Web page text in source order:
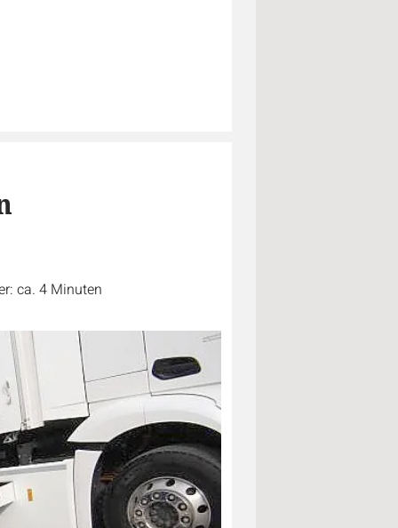
ca. 4 Minuten